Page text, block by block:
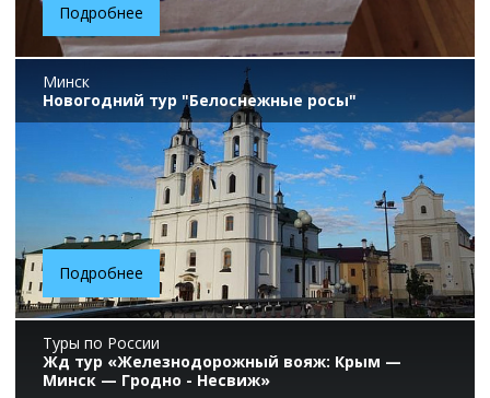
Подробнее
Минск
Новогодний тур "Белоснежные росы"
Подробнее
Туры по России
Жд тур «Железнодорожный вояж: Крым —
Минск — Гродно - Несвиж»